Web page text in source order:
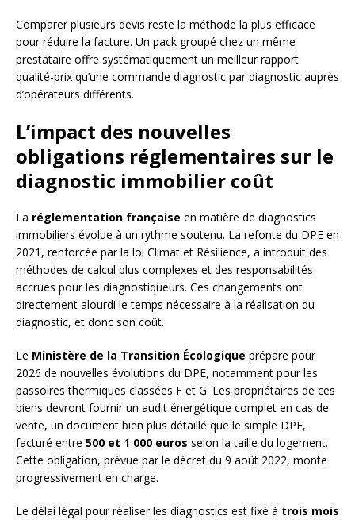
Comparer plusieurs devis reste la méthode la plus efficace
pour réduire la facture. Un pack groupé chez un même
prestataire offre systématiquement un meilleur rapport
qualité-prix qu’une commande diagnostic par diagnostic auprès
d’opérateurs différents.
L’impact des nouvelles
obligations réglementaires sur le
diagnostic immobilier coût
La réglementation française en matière de diagnostics
immobiliers évolue à un rythme soutenu. La refonte du DPE en
2021, renforcée par la loi Climat et Résilience, a introduit des
méthodes de calcul plus complexes et des responsabilités
accrues pour les diagnostiqueurs. Ces changements ont
directement alourdi le temps nécessaire à la réalisation du
diagnostic, et donc son coût.
Le Ministère de la Transition Écologique prépare pour
2026 de nouvelles évolutions du DPE, notamment pour les
passoires thermiques classées F et G. Les propriétaires de ces
biens devront fournir un audit énergétique complet en cas de
vente, un document bien plus détaillé que le simple DPE,
facturé entre 500 et 1 000 euros selon la taille du logement.
Cette obligation, prévue par le décret du 9 août 2022, monte
progressivement en charge.
Le délai légal pour réaliser les diagnostics est fixé à trois mois